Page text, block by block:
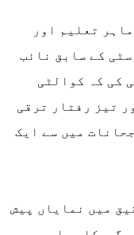
تعلیم اور
کے سابق نائب
کی کہ کوالٹی
تیز رفتار ترقی
میں سے ایک
میں نمایاں پیش